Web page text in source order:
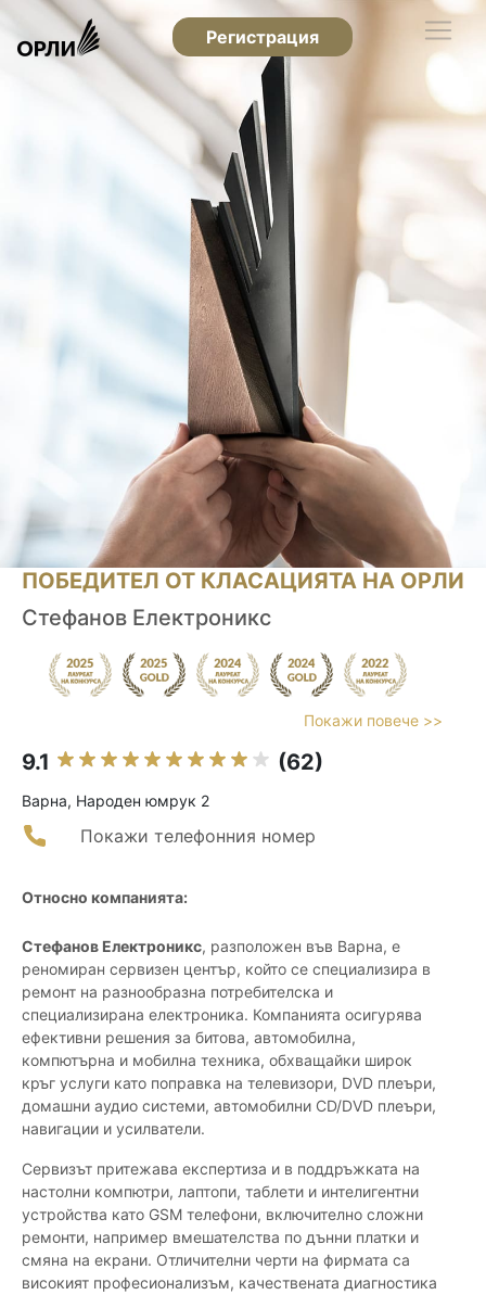
Регистрация
ПОБЕДИТЕЛ ОТ КЛАСАЦИЯТА НА ОРЛИ
Стефанов Електроникс
Покажи повече >>
9.1 (62)
Варна, Народен юмрук 2
Покажи телефонния номер
Относно компанията:
Стефанов Електроникс, разположен във Варна, е
реномиран сервизен център, който се специализира в
ремонт на разнообразна потребителска и
специализирана електроника. Компанията осигурява
ефективни решения за битова, автомобилна,
компютърна и мобилна техника, обхващайки широк
кръг услуги като поправка на телевизори, DVD плеъри,
домашни аудио системи, автомобилни CD/DVD плеъри,
навигации и усилватели.
Сервизът притежава експертиза и в поддръжката на
настолни компютри, лаптопи, таблети и интелигентни
устройства като GSM телефони, включително сложни
ремонти, например вмешателства по дънни платки и
смяна на екрани. Отличителни черти на фирмата са
високият професионализъм, качествената диагностика